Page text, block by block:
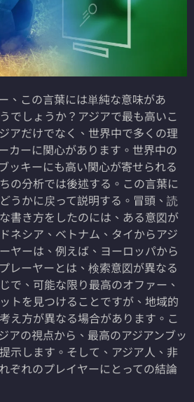
、この言葉には単純な意味があ
でしょうか？アジアで最も高いこ
アだけでなく、世界中で多くの理
カーに関心があります。世界中の
ッキーにも高い関心が寄せられる
の分析では後述する。この言葉に
うかに戻って説明する。冒頭、読
書き方をしたのには、ある意図が
ネシア、ベトナム、タイからアジ
ヤーは、例えば、ヨーロッパから
レーヤーとは、検索意図が異なる
で、可能な限り最高のオファー、
トを見つけることですが、地域的
え方が異なる場合があります。こ
アの視点から、最高のアジアンブッ
示します。そして、アジア人、非
ぞれのプレイヤーにとっての結論